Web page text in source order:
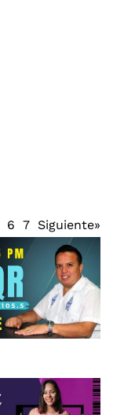
6 7 Siguiente»